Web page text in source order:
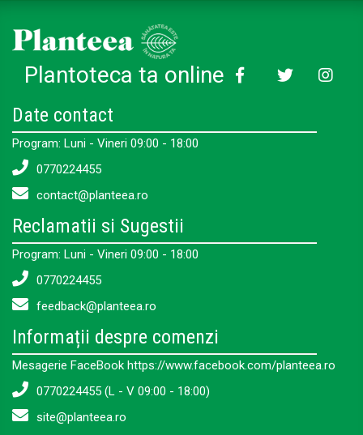
Plantoteca ta online
Date contact
Program: Luni - Vineri 09:00 - 18:00
0770224455
contact@planteea.ro
Reclamatii si Sugestii
Program: Luni - Vineri 09:00 - 18:00
0770224455
feedback@planteea.ro
Informații despre comenzi
Mesagerie FaceBook https://www.facebook.com/planteea.ro
0770224455 (L - V 09:00 - 18:00)
site@planteea.ro